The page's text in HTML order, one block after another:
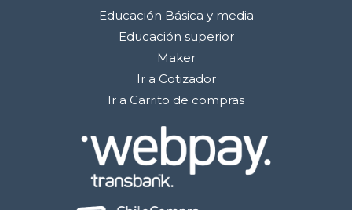
Educación Básica y media
Educación superior
Maker
Ir a Cotizador
Ir a Carrito de compras